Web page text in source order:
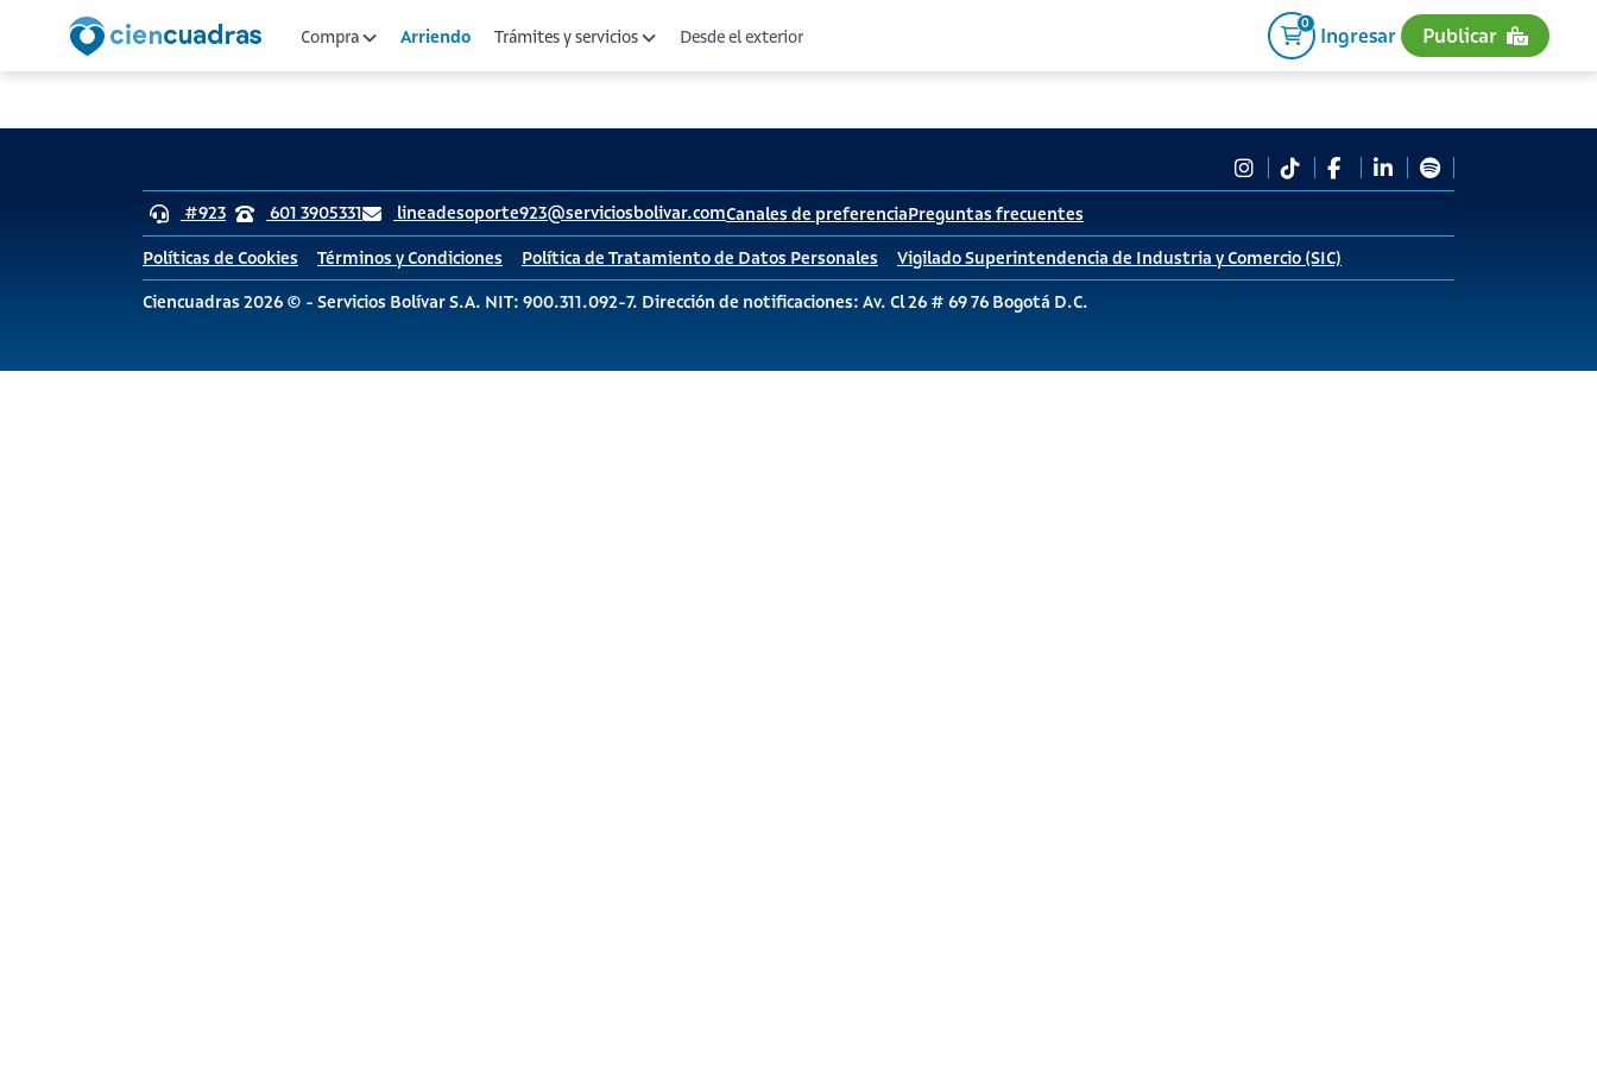
Compra Arriendo Trámites y servicios Desde el exterior
0
Ingresar Publicar
#923 601 3905331 lineadesoporte923@serviciosbolivar.comCanales de preferenciaPreguntas frecuentes
Políticas de Cookies Términos y Condiciones Política de Tratamiento de Datos Personales Vigilado Superintendencia de Industria y Comercio (SIC)
Ciencuadras 2026 © - Servicios Bolívar S.A. NIT: 900.311.092-7. Dirección de notificaciones: Av. Cl 26 # 69 76 Bogotá D.C.